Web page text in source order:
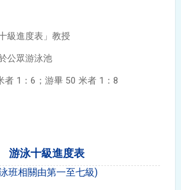
級進度表」教授
公眾游泳池
者 1：6；游畢 50 米者 1：8
游泳十級進度表
班相關由第一至七級)